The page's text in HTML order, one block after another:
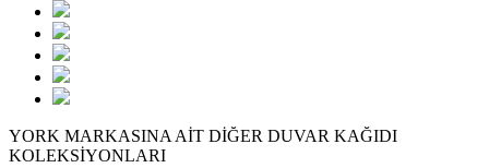
YORK MARKASINA AİT DİĞER DUVAR KAĞIDI
KOLEKSİYONLARI